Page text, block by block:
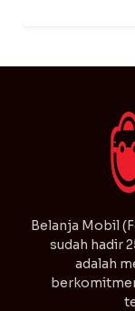
⁠Belanja Mobil
sudah hadir
adalah